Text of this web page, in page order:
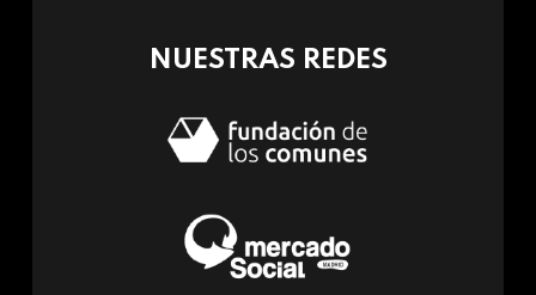
NUESTRAS REDES